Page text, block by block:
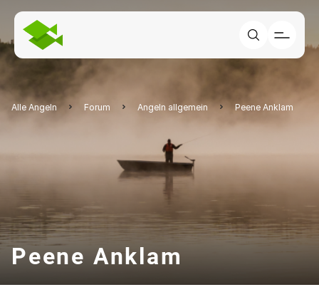
Alle Angeln Forum Angeln allgemein Peene Anklam
Peene Anklam